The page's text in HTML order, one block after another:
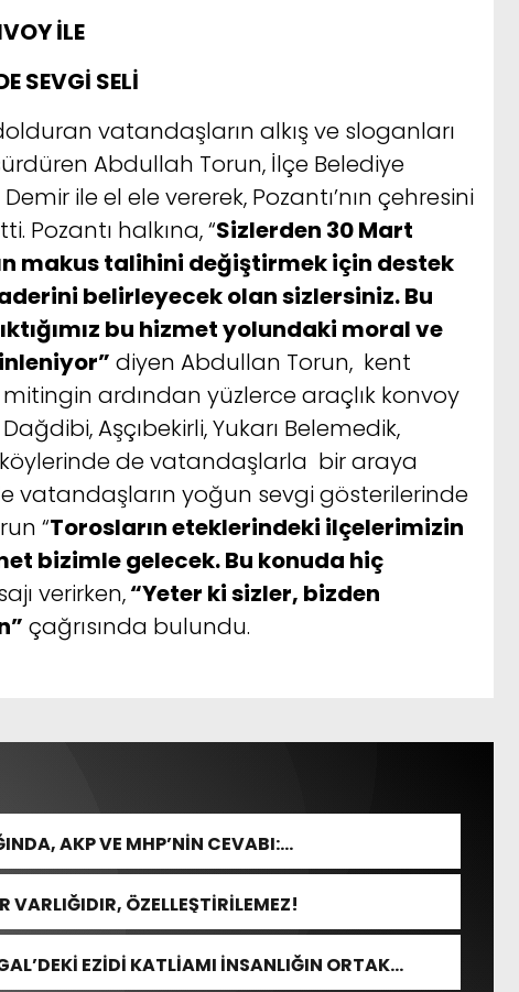
İLE
SEVGİ SELİ
vatandaşların alkış ve sloganları
Abdullah Torun, İlçe Belediye
ile el ele vererek, Pozantı’nın çehresini
Pozantı halkına, “Sizlerden 30 Mart
makus talihini değiştirmek için destek
belirleyecek olan sizlersiniz. Bu
bu hizmet yolundaki moral ve
diyen Abdullan Torun, kent
ardından yüzlerce araçlık konvoy
Aşçıbekirli, Yukarı Belemedik,
köylerinde de vatandaşlarla bir araya
vatandaşların yoğun sevgi gösterilerinde
“Torosların eteklerindeki ilçelerimizin
bizimle gelecek. Bu konuda hiç
verirken,“Yeter ki sizler, bizden
çağrısında bulundu.
AKP VE MHP’NİN CEVABI:
VARLIĞIDIR, ÖZELLEŞTİRİLEMEZ!
EZİDİ KATLİAMI İNSANLIĞIN ORTAK